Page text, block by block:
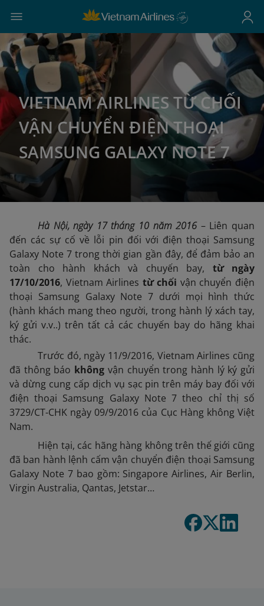
VIETNAM AIRLINES TỪ CHỐI
VẬN CHUYỂN ĐIỆN THOẠI
SAMSUNG GALAXY NOTE 7
Hà Nội, ngày 17tháng 10 năm 2016– Liên quan
đến các sự cố về lỗi pin đối với điện thoại Samsung
Galaxy Note 7 trong thời gian gần đây, để đảm bảo an
toàn cho hành khách và chuyến bay, từ ngày
17/10/2016, Vietnam Airlines từ chối vận chuyển điện
thoại Samsung Galaxy Note 7 dưới mọi hình thức
(hành khách mang theo người, trong hành lý xách tay,
ký gửi v.v..) trên tất cả các chuyến bay do hãng khai
thác.
Trước đó, ngày 11/9/2016, Vietnam Airlines cũng
đã thông báo không vận chuyển trong hành lý ký gửi
và dừng cung cấp dịch vụ sạc pin trên máy bay đối với
điện thoại Samsung Galaxy Note 7 theo chỉ thị số
3729/CT-CHK ngày 09/9/2016 của Cục Hàng không Việt
Nam.
Hiện tại, các hãng hàng không trên thế giới cũng
đã ban hành lệnh cấm vận chuyển điện thoại Samsung
Galaxy Note 7 bao gồm: Singapore Airlines, Air Berlin,
Virgin Australia, Qantas, Jetstar…